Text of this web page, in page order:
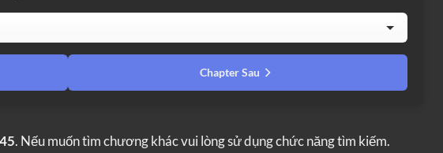
Chapter Sau
. Nếu muốn tìm chương khác vui lòng sử dụng chức năng tìm kiếm.